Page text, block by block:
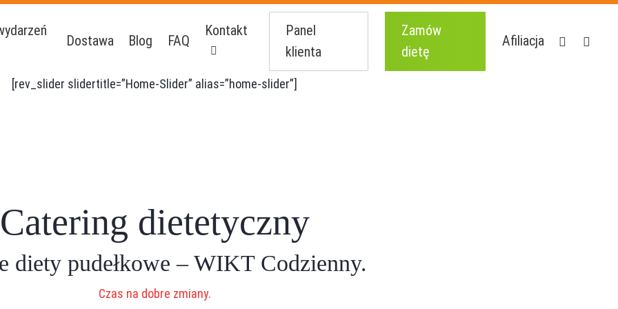
Dostawa Blog FAQ
Kontakt
Panel
klienta
Zamów
dietę
Afiliacja facebook
[rev_slider slidertitle=”Home-Slider” alias=”home-slider”]
Catering dietetyczny
diety pudełkowe – WIKT Codzienny.
Czas na dobre zmiany.